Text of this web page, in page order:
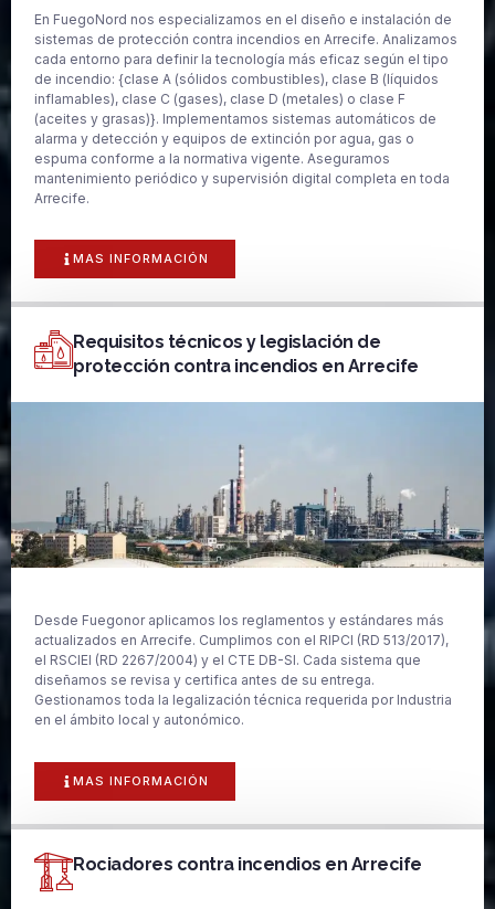
En FuegoNord nos especializamos en el diseño e instalación de
sistemas de protección contra incendios en Arrecife. Analizamos
cada entorno para definir la tecnología más eficaz según el tipo
de incendio: {clase A (sólidos combustibles), clase B (líquidos
inflamables), clase C (gases), clase D (metales) o clase F
(aceites y grasas)}. Implementamos sistemas automáticos de
alarma y detección y equipos de extinción por agua, gas o
espuma conforme a la normativa vigente. Aseguramos
mantenimiento periódico y supervisión digital completa en toda
Arrecife.
MAS INFORMACIÓN
Requisitos técnicos y legislación de
protección contra incendios en Arrecife
Desde Fuegonor aplicamos los reglamentos y estándares más
actualizados en Arrecife. Cumplimos con el RIPCI (RD 513/2017),
el RSCIEI (RD 2267/2004) y el CTE DB-SI. Cada sistema que
diseñamos se revisa y certifica antes de su entrega.
Gestionamos toda la legalización técnica requerida por Industria
en el ámbito local y autonómico.
MAS INFORMACIÓN
Rociadores contra incendios en Arrecife